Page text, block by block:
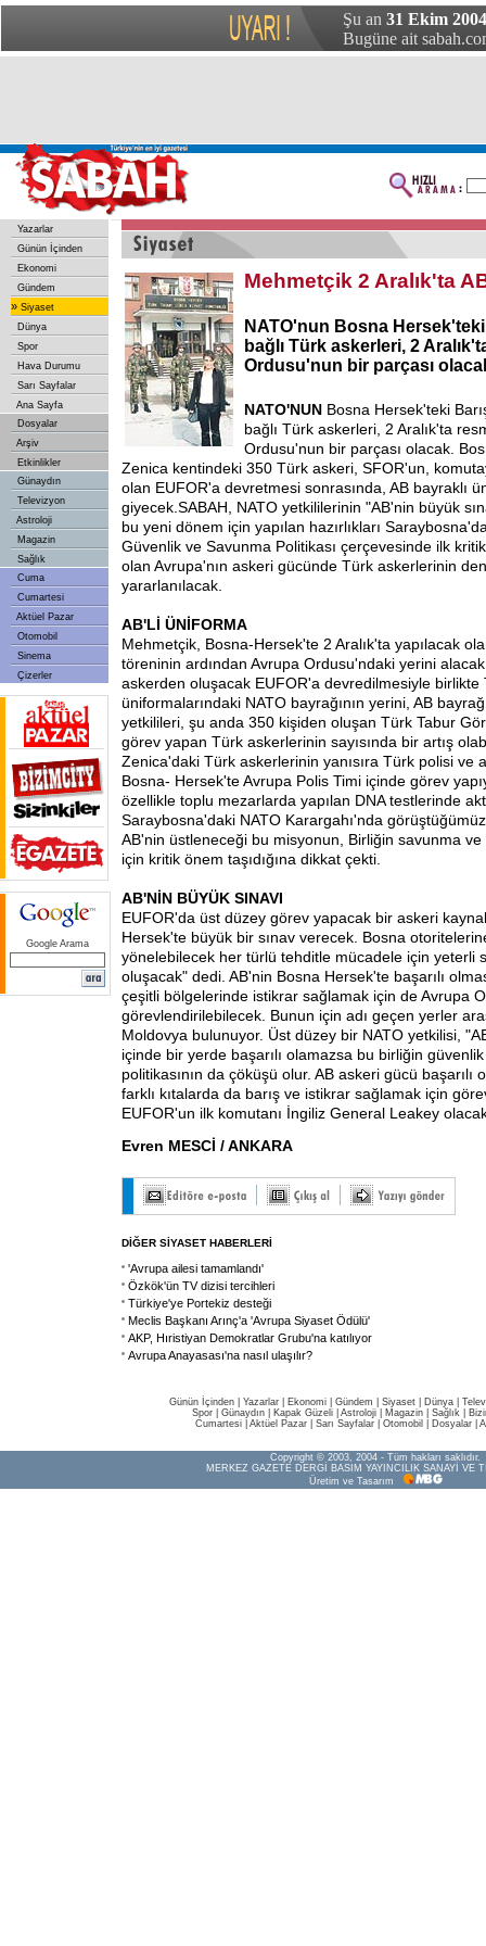
Şu an 31 Ekim
Bugüne ait
Yazarlar
Günün İçinden
Ekonomi
Gündem
» Siyaset
Dünya
Spor
Hava Durumu
Sarı Sayfalar
Ana Sayfa
Dosyalar
Arşiv
Etkinlikler
Günaydın
Televizyon
Astroloji
Magazin
Sağlık
Cuma
Cumartesi
Aktüel Pazar
Otomobil
Sinema
Çizerler
Google Arama
Mehmetçik 2 Aralık'ta
NATO'nun Bosna
bağlı Türk askerleri, 2
Ordusu'nun bir parçası
NATO'NUN Bosna Hersek'teki
bağlı Türk askerleri, 2 Aralık'ta
Ordusu'nun bir parçası olacak.
Zenica kentindeki 350 Türk askeri, SFOR'un,
olan EUFOR'a devretmesi sonrasında, AB bayraklı
giyecek.SABAH, NATO yetkililerinin "AB'nin büyük
bu yeni dönem için yapılan hazırlıkları
Güvenlik ve Savunma Politikası çerçevesinde ilk
olan Avrupa'nın askeri gücünde Türk askerlerinin
yararlanılacak.
AB'Lİ ÜNİFORMA
Mehmetçik, Bosna-Hersek'te 2 Aralık'ta yapılacak
töreninin ardından Avrupa Ordusu'ndaki yerini
askerden oluşacak EUFOR'a devredilmesiyle birlikte
üniformalarındaki NATO bayrağının yerini, AB
yetkilileri, şu anda 350 kişiden oluşan Türk Tabur
görev yapan Türk askerlerinin sayısında bir artış
Zenica'daki Türk askerlerinin yanısıra Türk polisi ve
Bosna- Hersek'te Avrupa Polis Timi içinde görev
özellikle toplu mezarlarda yapılan DNA testlerinde
Saraybosna'daki NATO Karargahı'nda
AB'nin üstleneceği bu misyonun, Birliğin savunma ve
için kritik önem taşıdığına dikkat çekti.
AB'NİN BÜYÜK SINAVI
EUFOR'da üst düzey görev yapacak bir askeri
Hersek'te büyük bir sınav verecek. Bosna
yönelebilecek her türlü tehditle mücadele için yeterli
oluşacak" dedi. AB'nin Bosna Hersek'te başarılı
çeşitli bölgelerinde istikrar sağlamak için de Avrupa
görevlendirilebilecek. Bunun için adı geçen yerler
Moldovya bulunuyor. Üst düzey bir NATO yetkilisi,
içinde bir yerde başarılı olamazsa bu birliğin
politikasının da çöküşü olur. AB askeri gücü başarılı
farklı kıtalarda da barış ve istikrar sağlamak için
EUFOR'un ilk komutanı İngiliz General Leakey
Evren MESCİ / ANKARA
DİĞER SİYASET HABERLERİ
'Avrupa ailesi tamamlandı'
Özkök'ün TV dizisi tercihleri
Türkiye'ye Portekiz desteği
Meclis Başkanı Arınç'a 'Avrupa Siyaset Ödülü'
AKP, Hıristiyan Demokratlar Grubu'na katılıyor
Avrupa Anayasası'na nasıl ulaşılır?
Günün İçinden Yazarlar Ekonomi Gündem Siyaset Dünya |
Spor
Günaydın Kapak Güzeli Astroloji Magazin Sağlık
Cumartesi| Aktüel Pazar| Sarı Sayfalar| Otomobil Dosyalar|
Copyright © 2003, 2004 - Tüm hakları saklıdır.
MERKEZ GAZETE DERGİ BASIM YAYINCILIK SANAYİ VE
Üretim ve Tasarım